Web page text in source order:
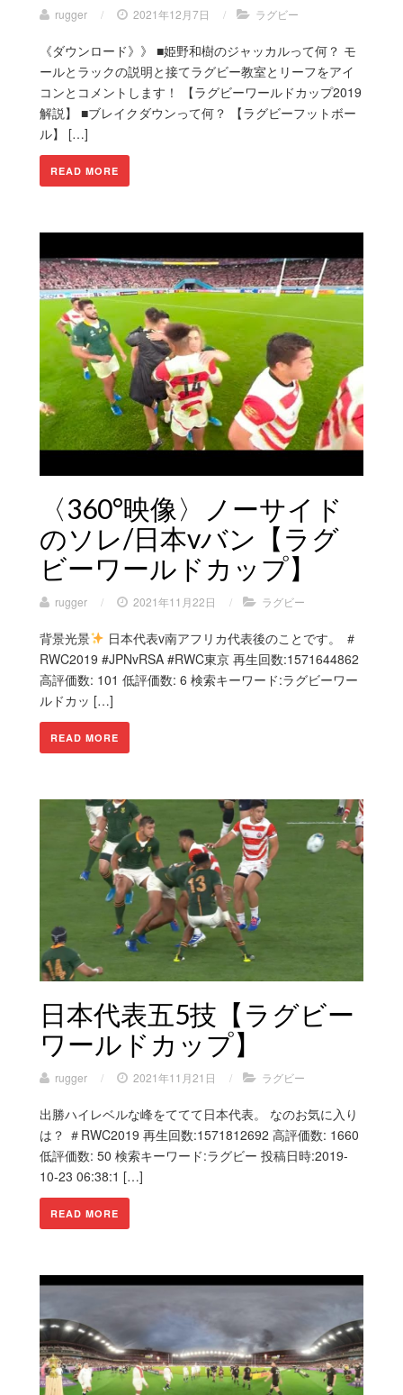
rugger / 2021年12月7日 / ラグビー
《ダウンロード》》 ■姫野和樹のジャッカルって何？ モ
ールとラックの説明と接てラグビー教室とリーフをアイ
コンとコメントします！ 【ラグビーワールドカップ2019
解説】 ■ブレイクダウンって何？ 【ラグビーフットボー
ル】 […]
READ MORE
〈360°映像〉ノーサイド
のソレ/日本vバン【ラグ
ビーワールドカップ】
rugger / 2021年11月22日 / ラグビー
背景光景
日本代表v南アフリカ代表後のことです。 ＃
RWC2019 #JPNvRSA #RWC東京 再生回数:1571644862
高評価数: 101 低評価数: 6 検索キーワード:ラグビーワー
ルドカッ […]
READ MORE
日本代表五5技【ラグビー
ワールドカップ】
rugger / 2021年11月21日 / ラグビー
出勝ハイレベルな峰をててて日本代表。 なのお気に入り
は？ ＃RWC2019 再生回数:1571812692 高評価数: 1660
低評価数: 50 検索キーワード:ラグビー 投稿日時:2019-
10-23 06:38:1 […]
READ MORE